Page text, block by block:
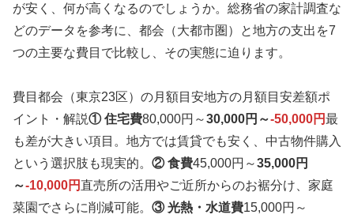
が安く、何が高くなるのでしょうか。総務省の家計調査な
どのデータを参考に、都会（大都市圏）と地方の支出を7
つの主要な費目で比較し、その実態に迫ります。
費目都会（東京23区）の月額目安地方の月額目安差額ポ
イント・解説① 住宅費80,000円～30,000円～-50,000円最
も差が大きい項目。地方では賃貸でも安く、中古物件購入
という選択肢も現実的。 ② 食費45,000円～35,000円
～-10,000円直売所の活用やご近所からのお裾分け、家庭
菜園でさらに削減可能。 ③ 光熱・水道費15,000円～